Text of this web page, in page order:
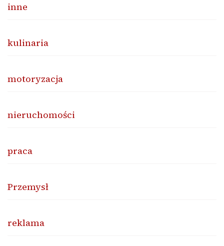
inne
kulinaria
motoryzacja
nieruchomości
praca
Przemysł
reklama